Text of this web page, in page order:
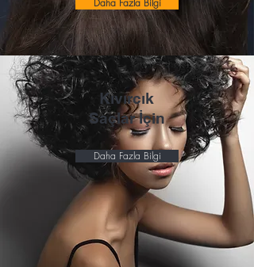
Kıvırcık
Saçlar İçin
Daha Fazla Bilgi